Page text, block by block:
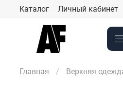
Каталог Личный кабинет
Главная Верхняя